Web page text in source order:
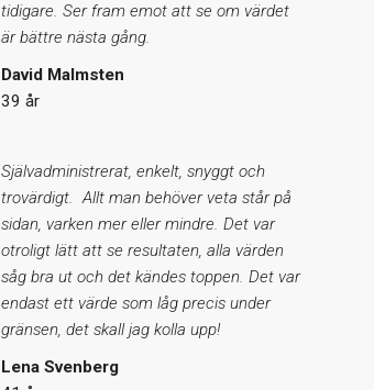
tidigare. Ser fram emot att se om värdet
är bättre nästa gång.
David Malmsten
39 år
Självadministrerat, enkelt, snyggt och
trovärdigt. Allt man behöver veta står på
sidan, varken mer eller mindre. Det var
otroligt lätt att se resultaten, alla värden
såg bra ut och det kändes toppen. Det var
endast ett värde som låg precis under
gränsen, det skall jag kolla upp!
Lena Svenberg